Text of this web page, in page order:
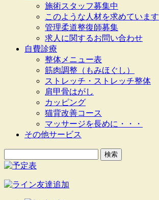
施術スタッフ募集中
このような人材を求めています
管理柔道整復師募集
求人に関するお問い合わせ
自費診療
整体メニュー表
筋肉調整（もみほぐし）
ストレッチ・ストレッチ整体
肩甲骨はがし
カッピング
猫背改善コース
マッサージを長めに・・・
その他サービス
索: